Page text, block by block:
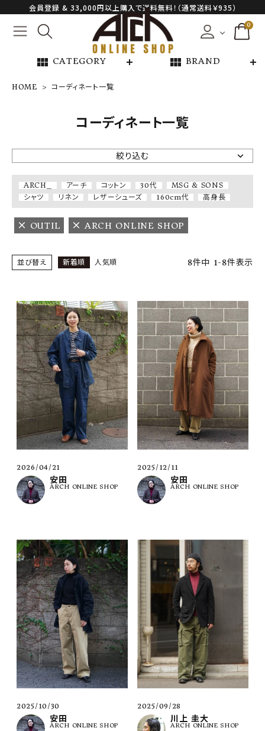
会員登録 & 33,000円以上購入で送料無料！（通常送料￥935）
0
view_module CATEGORY view_module BRAND
NEW ARRIVAL
ARCH EXCLUSIVE
BRAND
CATEGORY
SHOP
INFORMATION
ご利用ガイド
プライバシーポリシー
特定商取引法について
お問い合わせ
OFFICIAL WEB SITE
ACCOUNT MENU
meeting_room ログイン person 会員登録
HOME コーディネート一覧
コーディネート一覧
絞り込む
ARCH_ アーチ コットン 30代
MSG & SONS
シャツ
リネン レザーシューズ 160cm代 高身長
OUTIL ARCH ONLINE SHOP
並び替え 新着順 人気順 8件中 1-8件表示
2026/04/21
安田
ARCH ONLINE SHOP
2025/12/11
安田
ARCH ONLINE SHOP
2025/10/30
安田
ARCH ONLINE SHOP
2025/09/28
川上 圭大
ARCH ONLINE SHOP